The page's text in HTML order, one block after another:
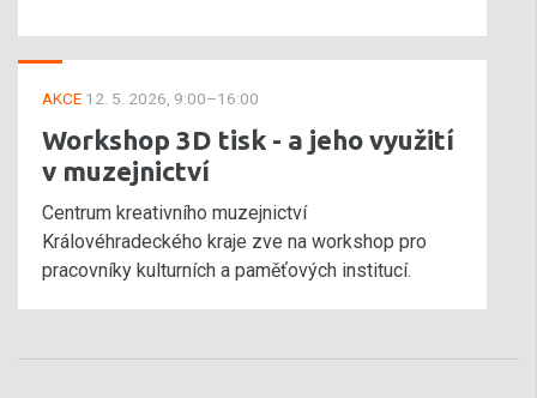
AKCE 12. 5. 2026, 9:00–16:00
Workshop 3D tisk - a jeho využití
v muzejnictví
Centrum kreativního muzejnictví
Královéhradeckého kraje zve na workshop pro
pracovníky kulturních a paměťových institucí.